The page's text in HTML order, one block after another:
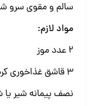
سالم و مقوی سرو
مواد لازم:
۲ عدد موز
۳ قاشق غذاخوری کره بادام زمینی
نصف پیمانه شیر یا